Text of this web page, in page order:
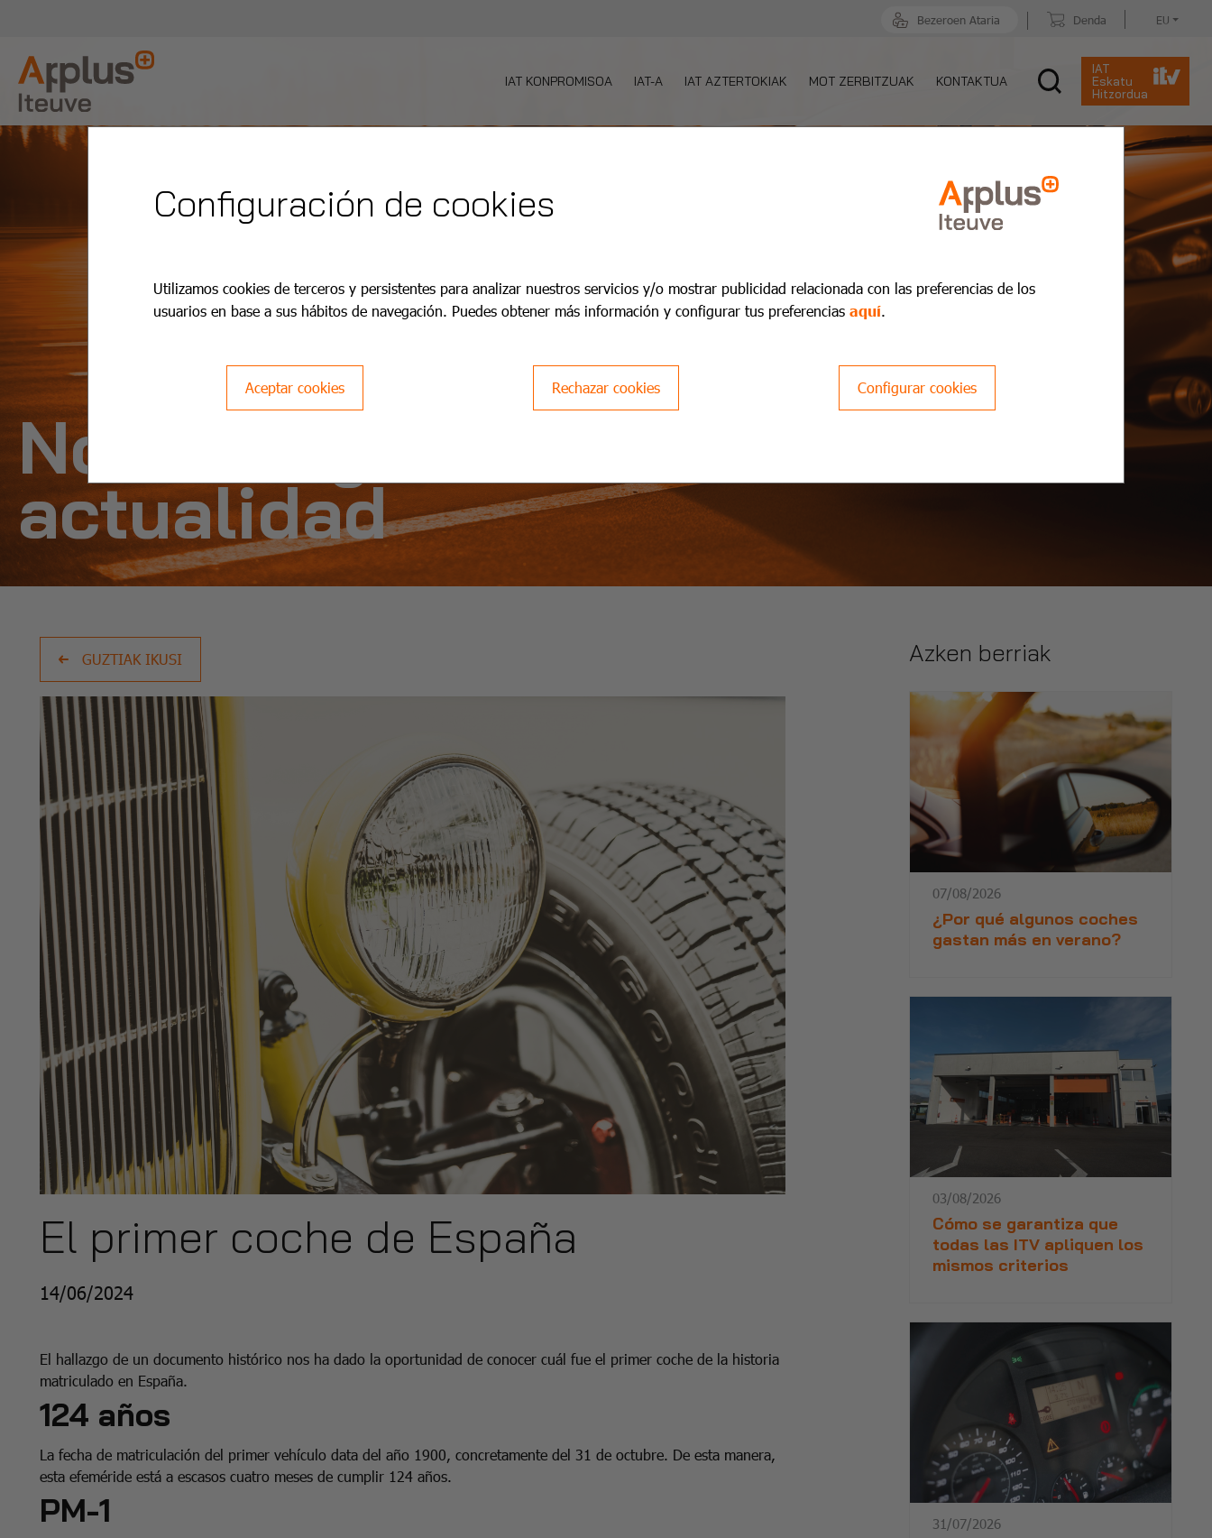
Bezeroen Ataria Denda EU
IAT KONPROMISOA IAT-A IAT AZTERTOKIAK MOT ZERBITZUAK KONTAKTUA
IAT
Eskatu
Hitzordua
Noticias y
actualidad
GUZTIAK IKUSI
El primer coche de España
14/06/2024
El hallazgo de un documento histórico nos ha dado la oportunidad de conocer cuál fue el primer coche de la historia
matriculado en España.
124 años
La fecha de matriculación del primer vehículo data del año 1900, concretamente del 31 de octubre. De esta manera,
esta efeméride está a escasos cuatro meses de cumplir 124 años.
PM-1
Azken berriak
07/08/2026
¿Por qué algunos coches
gastan más en verano?
03/08/2026
Cómo se garantiza que
todas las ITV apliquen los
mismos criterios
31/07/2026
Configuración de cookies
Utilizamos cookies de terceros y persistentes para analizar nuestros servicios y/o mostrar publicidad relacionada con las preferencias de los
usuarios en base a sus hábitos de navegación. Puedes obtener más información y configurar tus preferencias aquí.
Aceptar cookies Rechazar cookies Configurar cookies